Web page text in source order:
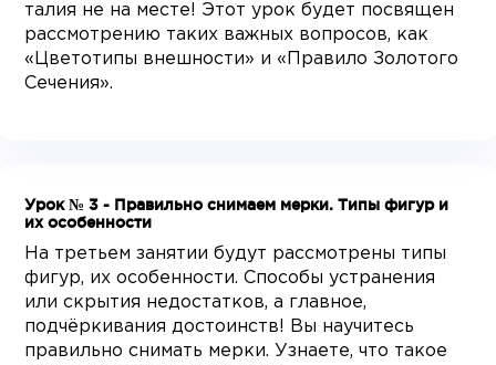
талия не на месте! Этот урок будет посвящен
рассмотрению таких важных вопросов, как
«Цветотипы внешности» и «Правило Золотого
Сечения».
Урок № 3 - Правильно снимаем мерки. Типы фигур и
их особенности
На третьем занятии будут рассмотрены типы
фигур, их особенности. Способы устранения
или скрытия недостатков, а главное,
подчёркивания достоинств! Вы научитесь
правильно снимать мерки. Узнаете, что такое